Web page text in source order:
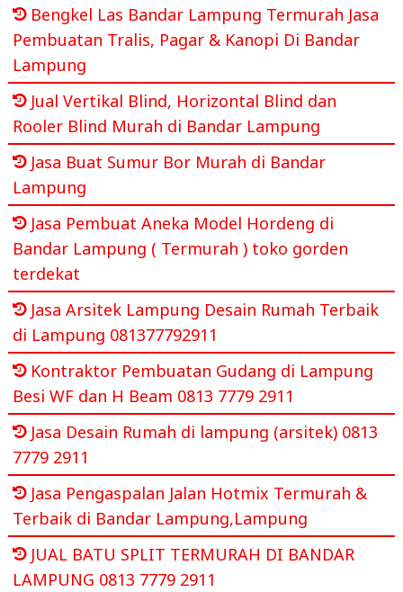
Bengkel Las Bandar Lampung Termurah Jasa
Pembuatan Tralis, Pagar & Kanopi Di Bandar
Lampung
Jual Vertikal Blind, Horizontal Blind dan
Rooler Blind Murah di Bandar Lampung
Jasa Buat Sumur Bor Murah di Bandar
Lampung
Jasa Pembuat Aneka Model Hordeng di
Bandar Lampung ( Termurah ) toko gorden
terdekat
Jasa Arsitek Lampung Desain Rumah Terbaik
di Lampung 081377792911
Kontraktor Pembuatan Gudang di Lampung
Besi WF dan H Beam 0813 7779 2911
Jasa Desain Rumah di lampung (arsitek) 0813
7779 2911
Jasa Pengaspalan Jalan Hotmix Termurah &
Terbaik di Bandar Lampung,Lampung
JUAL BATU SPLIT TERMURAH DI BANDAR
LAMPUNG 0813 7779 2911